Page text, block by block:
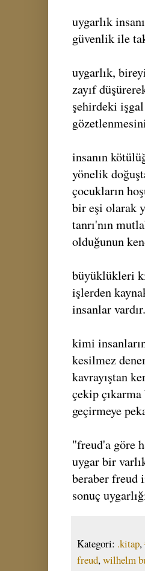
uygarlık
güvenlik ile
uygarlık,
zayıf
şehirdeki
insanın
yönelik
çocukların
bir eşi olarak
tanrı'nın
olduğunun
büyüklükleri
işlerden
insanlar vardır.
kimi
kesilmez
kavrayıştan
çekip
geçirmeye
"freud'a göre
uygar bir
beraber freud
sonuç
Kategori: .kitap,
freud,wilhelm